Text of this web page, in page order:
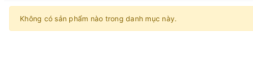
Không có sản phẩm nào trong danh mục này.